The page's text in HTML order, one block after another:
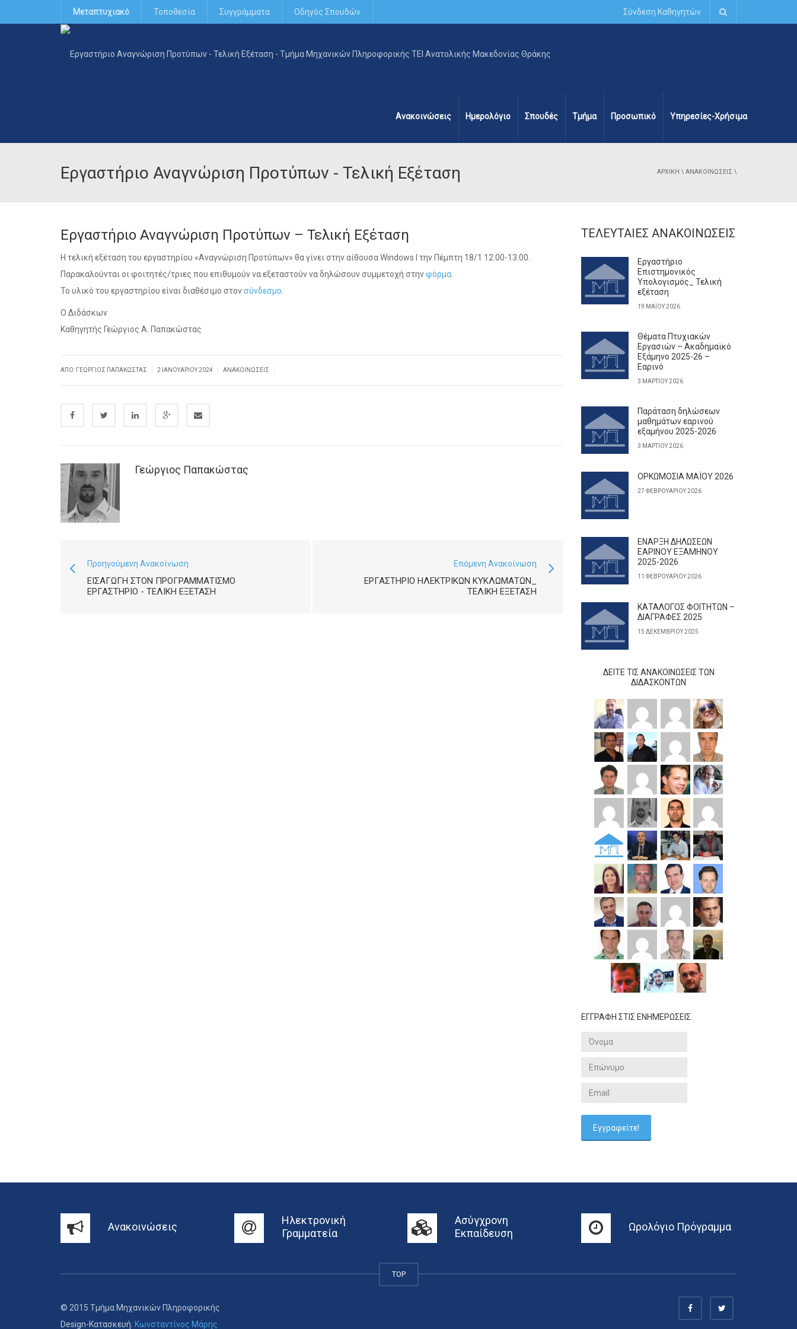
Μεταπτυχιακό Τοποθεσία Συγγράμματα Οδηγός Σπουδών Σύνδεση Καθηγητών
Ανακοινώσεις Ημερολόγιο Σπουδές Τμήμα Προσωπικό Υπηρεσίες-Χρήσιμα
Εργαστήριο Αναγνώριση Προτύπων - Τελική Εξέταση ΑΡΧΙΚΉ \ ΑΝΑΚΟΙΝΏΣΕΙΣ \
Εργαστήριο Αναγνώριση Προτύπων – Τελική Εξέταση
Η τελική εξέταση του εργαστηρίου «Αναγνώριση Προτύπων» θα γίνει στην αίθουσα Windows I την Πέμπτη 18/1 12:00-13:00.
Παρακαλούνται οι φοιτητές/τριες που επιθυμούν να εξεταστούν να δηλώσουν συμμετοχή στηνφόρμα.
Το υλικό του εργαστηρίου είναι διαθέσιμο στονσύνδεσμο.
Ο Διδάσκων
Καθηγητής Γεώργιος Α. Παπακώστας
ΑΠΌ: ΓΕΏΡΓΙΟΣ ΠΑΠΑΚΏΣΤΑΣ 2 ΙΑΝΟΥΑΡΊΟΥ 2024 ΑΝΑΚΟΙΝΏΣΕΙΣ
Γεώργιος Παπακώστας
Προηγούμενη Ανακοίνωση
ΕΙΣΑΓΩΓΉ ΣΤΟΝ ΠΡΟΓΡΑΜΜΑΤΙΣΜΌ
ΕΡΓΑΣΤΉΡΙΟ - ΤΕΛΙΚΉ ΕΞΈΤΑΣΗ
Επόμενη Ανακοίνωση
ΕΡΓΑΣΤΉΡΙΟ ΗΛΕΚΤΡΙΚΏΝ ΚΥΚΛΩΜΆΤΩΝ_
ΤΕΛΙΚΉ ΕΞΈΤΑΣΗ
ΤΕΛΕΥΤΑΊΕΣ ΑΝΑΚΟΙΝΏΣΕΙΣ
Εργαστήριο
Επιστημονικός
Υπολογισμός_ Τελική
εξέταση
19 ΜΑΪ́ΟΥ 2026
Θέματα Πτυχιακών
Εργασιών – Ακαδημαϊκό
Εξάμηνο 2025-26 –
Εαρινό
3 ΜΑΡΤΊΟΥ 2026
Παράταση δηλώσεων
μαθημάτων εαρινού
εξαμήνου 2025-2026
3 ΜΑΡΤΊΟΥ 2026
ΟΡΚΩΜΟΣΙΑ ΜΑΪΟΥ 2026
27 ΦΕΒΡΟΥΑΡΊΟΥ 2026
ΕΝΑΡΞΗ ΔΗΛΩΣΕΩΝ
ΕΑΡΙΝΟΥ ΕΞΑΜΗΝΟΥ
2025-2026
11 ΦΕΒΡΟΥΑΡΊΟΥ 2026
ΚΑΤΑΛΟΓΟΣ ΦΟΙΤΗΤΩΝ –
ΔΙΑΓΡΑΦΕΣ 2025
15 ΔΕΚΕΜΒΡΊΟΥ 2025
ΔΕΊΤΕ ΤΙΣ ΑΝΑΚΟΙΝΏΣΕΙΣ ΤΩΝ
ΔΙΔΆΣΚΟΝΤΩΝ
ΕΓΓΡΑΦΗ ΣΤΙΣ ΕΝΗΜΕΡΩΣΕΙΣ.
Ανακοινώσεις
Ηλεκτρονική
Γραμματεία
Ασύγχρονη
Εκπαίδευση
Ωρολόγιο Πρόγραμμα
TOP
© 2015 Τμήμα Μηχανικών Πληροφορικής
Design-Κατασκευή: Κωνσταντίνος Μάρης